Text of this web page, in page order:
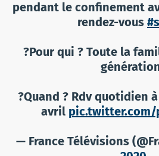
pendant le confinement
rendez-vous
?Pour qui ? Toute la
?Quand ? Rdv quotidien
avril pic.twitter.com/
— France Télévisions